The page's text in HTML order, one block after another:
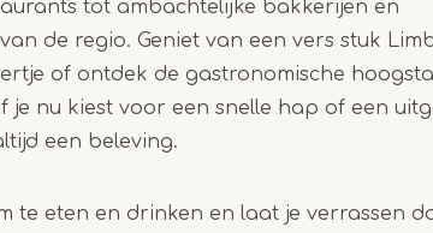
tot ambachtelijke bakkerijen en
de regio. Geniet van een vers stuk
of ontdek de gastronomische
je nu kiest voor een snelle hap of een
een beleving.
te eten en drinken en laat je verrassen